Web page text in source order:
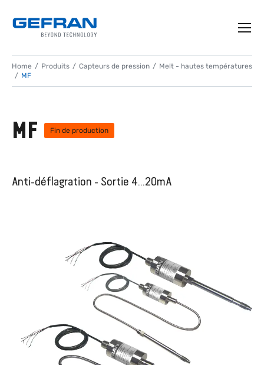
Home Produits Capteurs de pression
Melt - hautes températures
MF
MF Fin de production
Anti-déflagration - Sortie 4...20mA